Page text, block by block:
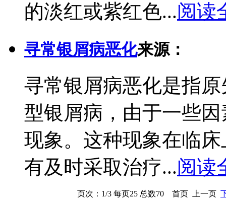
的淡红或紫红色...阅读
寻常银屑病恶化来源：
寻常银屑病恶化是指
型银屑病，由于一些
现象。这种现象在临
有及时采取治疗...阅读
页次：1/3 每页25 总数70 首页 上一页